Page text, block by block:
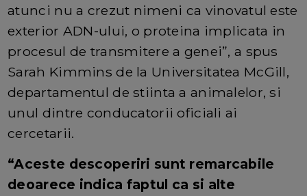
atunci nu a crezut nimeni ca vinovatul este
exterior ADN-ului, o proteina implicata in
procesul de transmitere a genei”, a spus
Sarah Kimmins de la Universitatea McGill,
departamentul de stiinta a animalelor, si
unul dintre conducatorii oficiali ai
cercetarii.
“Aceste descoperiri sunt remarcabile
deoarece indica faptul ca si alte